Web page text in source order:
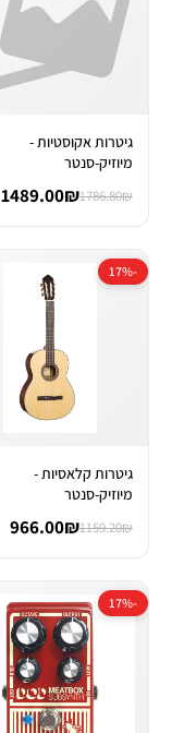
גיטרות אקוסטיות -
מיוזיק-סנטר
1786.80₪
1489.00₪
-17%
גיטרות קלאסיות -
מיוזיק-סנטר
1159.20₪
966.00₪
-17%